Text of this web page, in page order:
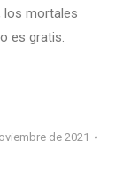
los mortales
es gratis.
de 2021